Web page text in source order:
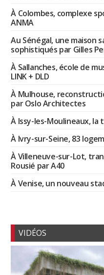
À Colombes, complexe
ANMA
Au Sénégal, une maison
sophistiqués par Gilles
À Sallanches, école de
LINK + DLD
À Mulhouse,
par Oslo Architectes
À Issy-les-Moulineaux, la
À Ivry-sur-Seine, 83
À Villeneuve-sur-Lot,
Rousié par A40
À Venise, un nouveau
VIDÉOS